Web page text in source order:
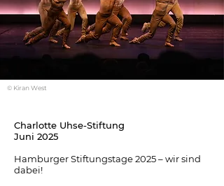
© Kiran West
Charlotte Uhse-Stiftung
Juni 2025
Hamburger Stiftungstage 2025 – wir sind
dabei!